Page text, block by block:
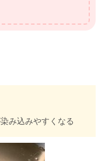
み込みやすくなる